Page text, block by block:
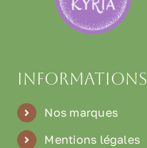
Informations
Nos marques
Mentions légales